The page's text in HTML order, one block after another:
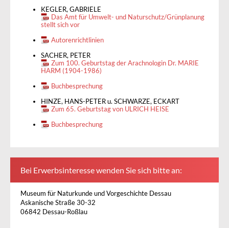
KEGLER, GABRIELE
Das Amt für Umwelt- und Naturschutz/Grünplanung
stellt sich vor
Autorenrichtlinien
SACHER, PETER
Zum 100. Geburtstag der Arachnologin Dr. MARIE
HARM (1904-1986)
Buchbesprechung
HINZE, HANS-PETER u. SCHWARZE, ECKART
Zum 65. Geburtstag von ULRICH HEISE
Buchbesprechung
Bei Erwerbsinteresse wenden Sie sich bitte an:
Museum für Naturkunde und Vorgeschichte Dessau
Askanische Straße 30-32
06842 Dessau-Roßlau